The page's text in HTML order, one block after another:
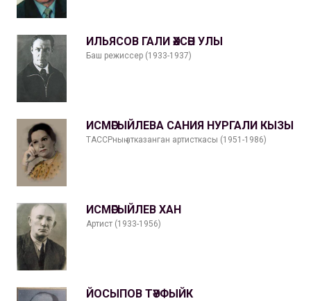
ИЛЬЯСОВ ГАЛИ ӘХСӘН УЛЫ
Баш режиссер (1933-1937)
ИСМӘГЫЙЛЕВА САНИЯ НУРГАЛИ КЫЗЫ
ТАССРның атказанган артисткасы (1951-1986)
ИСМӘГЫЙЛЕВ ХАН
Артист (1933-1956)
ЙОСЫПОВ ТӘҮФЫЙК